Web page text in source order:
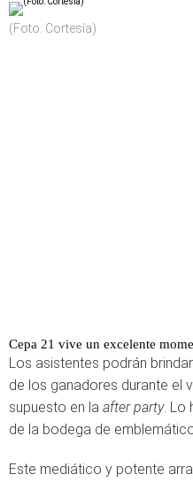
(Foto: Cortesía)
Cepa 21 vive un excelente
Los asistentes podrán
de los ganadores durante el
supuesto en la after party. Lo
de la bodega de
Este mediático y potente